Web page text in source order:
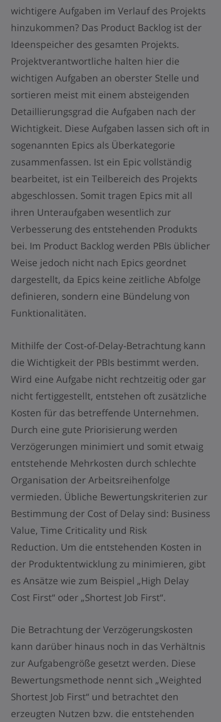
wichtigere Aufgaben im Verlauf des Projekts
hinzukommen? Das Product Backlog ist der
Ideenspeicher des gesamten Projekts.
Projektverantwortliche halten hier die
wichtigen Aufgaben an oberster Stelle und
sortieren meist mit einem absteigenden
Detaillierungsgrad die Aufgaben nach der
Wichtigkeit. Diese Aufgaben lassen sich oft in
sogenannten Epics als Überkategorie
zusammenfassen. Ist ein Epic vollständig
bearbeitet, ist ein Teilbereich des Projekts
abgeschlossen. Somit tragen Epics mit all
ihren Unteraufgaben wesentlich zur
Verbesserung des entstehenden Produkts
bei. Im Product Backlog werden PBIs üblicher
Weise jedoch nicht nach Epics geordnet
dargestellt, da Epics keine zeitliche Abfolge
definieren, sondern eine Bündelung von
Funktionalitäten.
Mithilfe der Cost-of-Delay-Betrachtung kann
die Wichtigkeit der PBIs bestimmt werden.
Wird eine Aufgabe nicht rechtzeitig oder gar
nicht fertiggestellt, entstehen oft zusätzliche
Kosten für das betreffende Unternehmen.
Durch eine gute Priorisierung werden
Verzögerungen minimiert und somit etwaig
entstehende Mehrkosten durch schlechte
Organisation der Arbeitsreihenfolge
vermieden. Übliche Bewertungskriterien zur
Bestimmung der Cost of Delay sind: Business
Value, Time Criticality und Risk
Reduction. Um die entstehenden Kosten in
der Produktentwicklung zu minimieren, gibt
es Ansätze wie zum Beispiel „High Delay
Cost First“ oder „Shortest Job First“.
Die Betrachtung der Verzögerungskosten
kann darüber hinaus noch in das Verhältnis
zur Aufgabengröße gesetzt werden. Diese
Bewertungsmethode nennt sich „Weighted
Shortest Job First“ und betrachtet den
erzeugten Nutzen bzw. die entstehenden